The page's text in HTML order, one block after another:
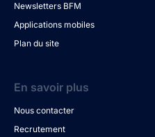
Newsletters BFM
Applications mobiles
Plan du site
En savoir plus
Nous contacter
Recrutement